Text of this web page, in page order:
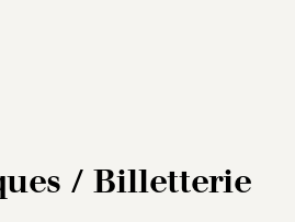
/ Billetterie